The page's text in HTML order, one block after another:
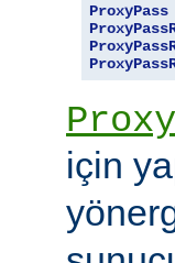
ProxyPass
için